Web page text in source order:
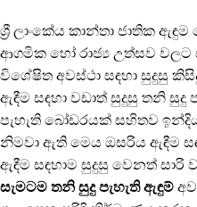
ශ්‍රී ලාංකේය කාන්තා ජාතික
ආගමික හෝ රාජ්‍ය උත්සව
විශේෂිත අවස්ථා සඳහා සුදුසු
ඇඳීම සඳහා වඩාත් සුදුසු තනි සුදු
පැහැති බෝඩරයක් සහිතව
නිමවා ඇති මෙය ඔසරිය ඇඳීම
ඇඳීම සඳහාම සුදුසු වෙනත් සාරි
සැමටම තනි සුදු පැහැති ඇඳුම්